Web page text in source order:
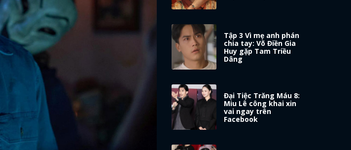
Tập 3 Vì mẹ anh phán
chia tay: Võ Điền Gia
Huy gặp Tam Triều
Dâng
Đại Tiệc Trăng Máu 8:
Miu Lê công khai xin
vai ngay trên
Facebook